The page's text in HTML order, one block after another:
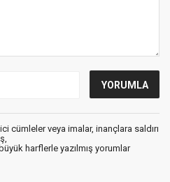
cümleler veya imalar, inançlara saldırı
harflerle yazılmış yorumlar